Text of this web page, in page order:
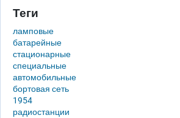
Теги
ламповые
батарейные
стационарные
специальные
автомобильные
бортовая сеть
1954
радиостанции